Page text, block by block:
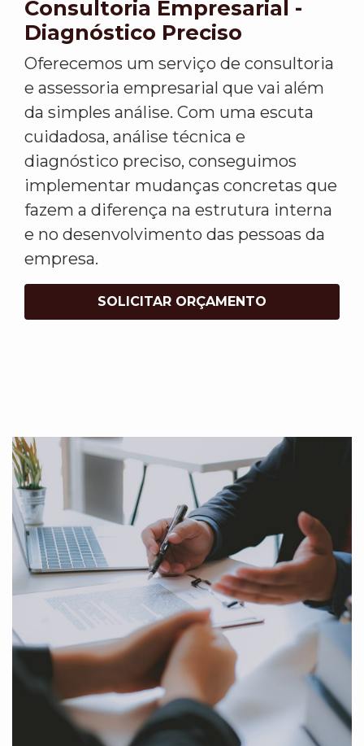
Consultoria Empresarial -
Diagnóstico Preciso
Oferecemos um serviço de consultoria
e assessoria empresarial que vai além
da simples análise. Com uma escuta
cuidadosa, análise técnica e
diagnóstico preciso, conseguimos
implementar mudanças concretas que
fazem a diferença na estrutura interna
e no desenvolvimento das pessoas da
empresa.
SOLICITAR ORÇAMENTO